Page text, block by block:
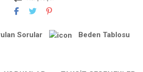
Sorular Beden Tablosu